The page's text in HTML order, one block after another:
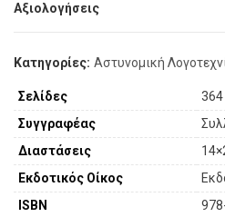
Αξιολογήσεις
Κατηγορίες: Αστυνομική
Σελίδες
364
Συγγραφέας
Διαστάσεις
Εκδοτικός Οίκος
ISBN